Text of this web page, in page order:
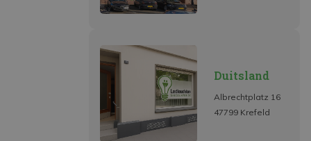
Duitsland
Albrechtplatz 16
47799 Krefeld